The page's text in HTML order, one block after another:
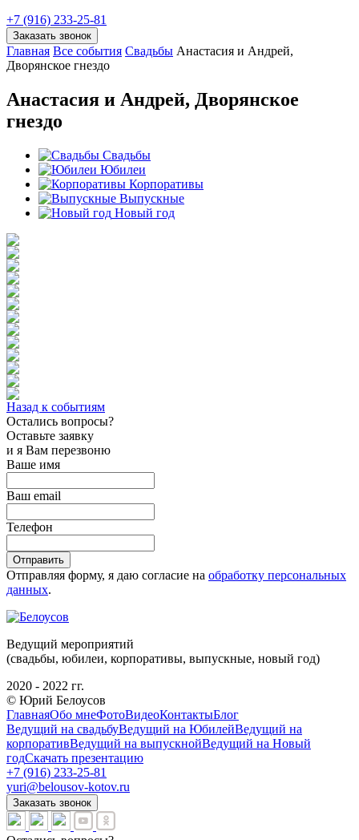
+7 (916) 233-25-81
Заказать звонок
Главная Все события Свадьбы Анастасия и Андрей,
Дворянское гнездо
Анастасия и Андрей, Дворянское
гнездо
Свадьбы
Юбилеи
Корпоративы
Выпускные
Новый год
Назад к событиям
Остались вопросы?
Оставьте заявку
и я Вам перезвоню
Ваше имя
Ваш email
Телефон
Отправить
Отправляя форму, я даю согласие на обработку персональных
данных.
Ведущий мероприятий
(свадьбы, юбилеи, корпоративы, выпускные, новый год)
2020 - 2022 гг.
© Юрий Белоусов
ГлавнаяОбо мнеФотоВидеоКонтактыБлог
Ведущий на свадьбуВедущий на ЮбилейВедущий на
корпоративВедущий на выпускнойВедущий на Новый
годСкачать презентацию
+7 (916) 233-25-81
yuri@belousov-kotov.ru
Заказать звонок